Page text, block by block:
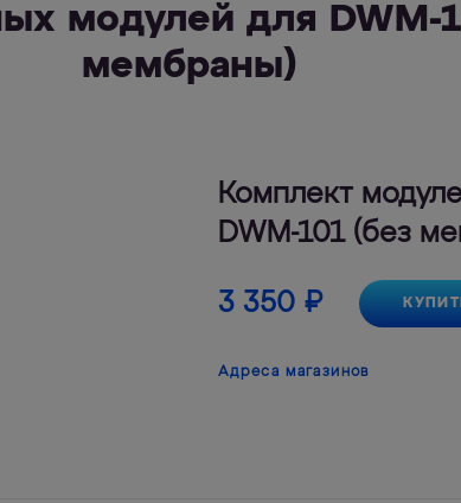
модулей для DWM-
мембраны)
Комплект
DWM-101 (без
3 350 ₽
Адреса магазинов